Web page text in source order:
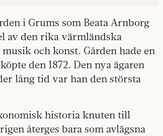
i Grums som Beata Arnborg
av den rika värmländska
och konst. Gården hade en
den 1872. Den nya ägaren
lång tid var han den största
historia knuten till
återges bara som avlägsna